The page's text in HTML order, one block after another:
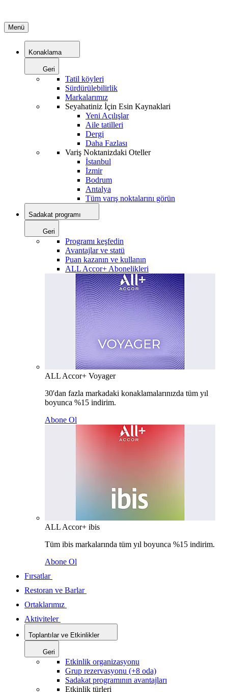
Menü
Konaklama
Geri
Tatil köyleri
Sürdürülebilirlik
Markalarımız
Seyahatiniz İçin Esin Kaynaklari
Yeni Açılışlar
Aile tatilleri
Dergi
Daha Fazlası
Variş Noktanizdaki Oteller
İstanbul
İzmir
Bodrum
Antalya
Tüm varış noktalarını görün
Sadakat programı
Geri
Programı keşfedin
Avantajlar ve statü
Puan kazanın ve kullanın
ALL Accor+ Abonelikleri
ALL Accor+ Voyager
30'dan fazla markadaki konaklamalarınızda tüm yıl
boyunca %15 indirim.
Abone Ol
ALL Accor+ ibis
Tüm ibis markalarında tüm yıl boyunca %15 indirim.
Abone Ol
Fırsatlar
Restoran ve Barlar
Ortaklarımız
Aktiviteler
Toplantılar ve Etkinlikler
Geri
Etkinlik organizasyonu
Grup rezervasyonu (+8 oda)
Sadakat programının avantajları
Etkinlik türleri